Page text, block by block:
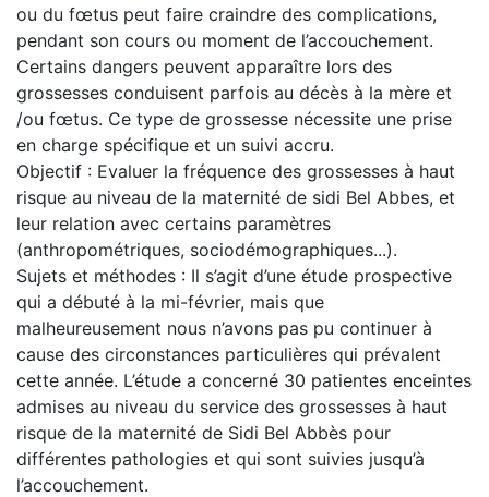
ou du fœtus peut faire craindre des complications,
pendant son cours ou moment de l’accouchement.
Certains dangers peuvent apparaître lors des
grossesses conduisent parfois au décès à la mère et
/ou fœtus. Ce type de grossesse nécessite une prise
en charge spécifique et un suivi accru.
Objectif : Evaluer la fréquence des grossesses à haut
risque au niveau de la maternité de sidi Bel Abbes, et
leur relation avec certains paramètres
(anthropométriques, sociodémographiques...).
Sujets et méthodes : Il s’agit d’une étude prospective
qui a débuté à la mi-février, mais que
malheureusement nous n’avons pas pu continuer à
cause des circonstances particulières qui prévalent
cette année. L’étude a concerné 30 patientes enceintes
admises au niveau du service des grossesses à haut
risque de la maternité de Sidi Bel Abbès pour
différentes pathologies et qui sont suivies jusqu’à
l’accouchement.